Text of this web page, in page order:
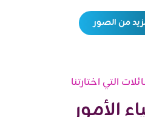
من الصور
التي اختارتنا
الأمور